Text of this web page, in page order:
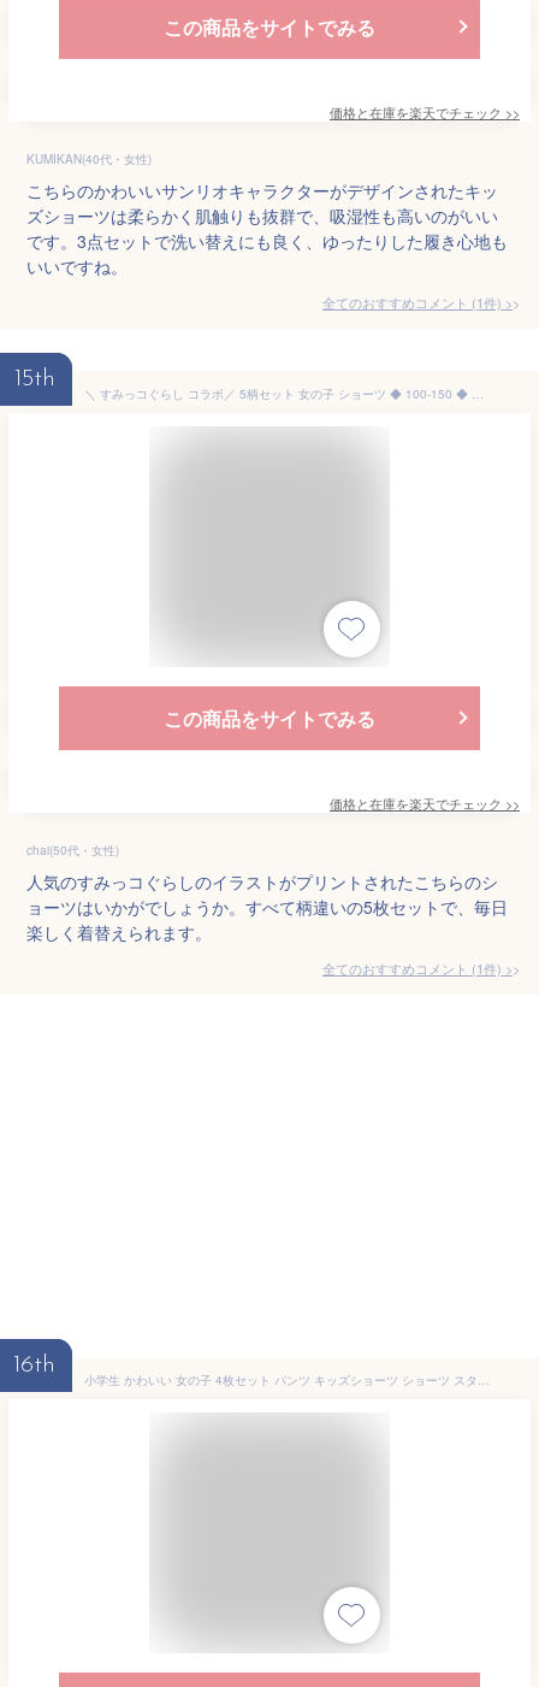
この商品をサイトでみる
価格と在庫を楽天でチェック >>
KUMIKAN(40代・女性)
こちらのかわいいサンリオキャラクターがデザインされたキッ
ズショーツは柔らかく肌触りも抜群で、吸湿性も高いのがいい
です。3点セットで洗い替えにも良く、ゆったりした履き心地も
いいですね。
全てのおすすめコメント (1件) >
15th
＼ すみっコぐらし コラボ／ 5柄セット 女の子 ショーツ ◆ 100-150 ◆ ◇ 子ども 子供 キッズ KIDS 女児 ガールズ キッズ服 肌着 下着 インナー ショーツ パンツ 通学 通園 おしゃれ かわいい やわらかい 5枚 セット
この商品をサイトでみる
価格と在庫を楽天でチェック >>
chai(50代・女性)
人気のすみっコぐらしのイラストがプリントされたこちらのシ
ョーツはいかがでしょうか。すべて柄違いの5枚セットで、毎日
楽しく着替えられます。
全てのおすすめコメント (1件) >
16th
小学生 かわいい 女の子 4枚セット パンツ キッズショーツ ショーツ スタンダードショーツ ボクサーショーツ コットン 綿 子供用 下着 肌着 子供 インナー 女の子 小学生 抗菌 通気性 プレゼント リボン こども 可愛い ジュニア ギフト 女児